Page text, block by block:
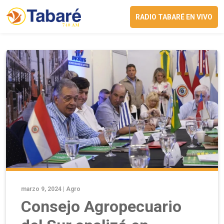
RADIO TABARÉ EN VIVO
marzo 9, 2024 | Agro
Consejo Agropecuario